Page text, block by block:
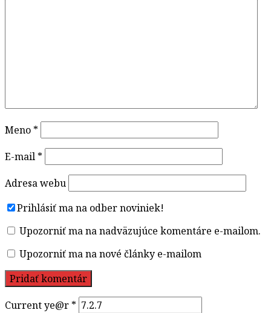
Meno *
E-mail *
Adresa webu
Prihlásiť ma na odber noviniek!
Upozorniť ma na nadväzujúce komentáre e-mailom.
Upozorniť ma na nové články e-mailom
Current ye@r *